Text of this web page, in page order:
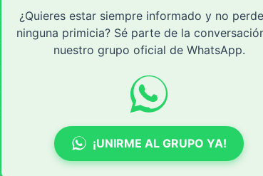
fundamentos
por la Sección Quinta del alto
por un grupo de congresistas,
que el Decreto 0639 vulnera el
134 de 1994 y 1757 de 2015.
el 1.º de mayo de 2025 el
¿Quieres estar siempre informado y no
ninguna primicia? Sé parte de la
nuestro grupo oficial de WhatsApp.
¡UNIRME AL GRUPO YA!